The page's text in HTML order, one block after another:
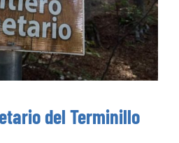
del Terminillo